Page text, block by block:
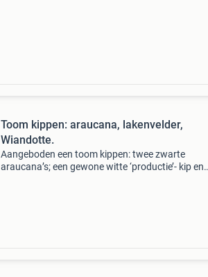
Toom kippen: araucana, lakenvelder,
Wiandotte.
Aangeboden een toom kippen: twee zwarte
araucana’s; een gewone witte ‘productie’- kip en